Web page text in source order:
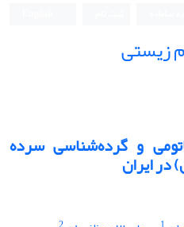
زیستی
و گرده‌شناسی سرده
ایران